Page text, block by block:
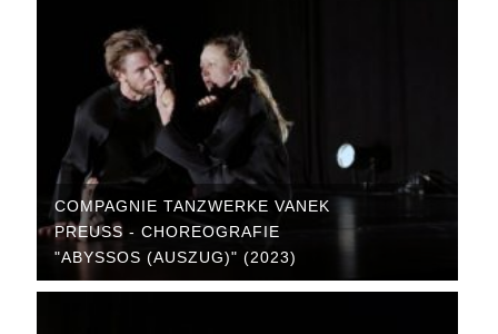
COMPAGNIE TANZWERKE VANEK
PREUSS - CHOREOGRAFIE "
ABYSSOS (AUSZUG)" (2023)